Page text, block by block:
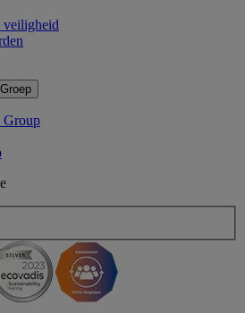
veiligheid
Group